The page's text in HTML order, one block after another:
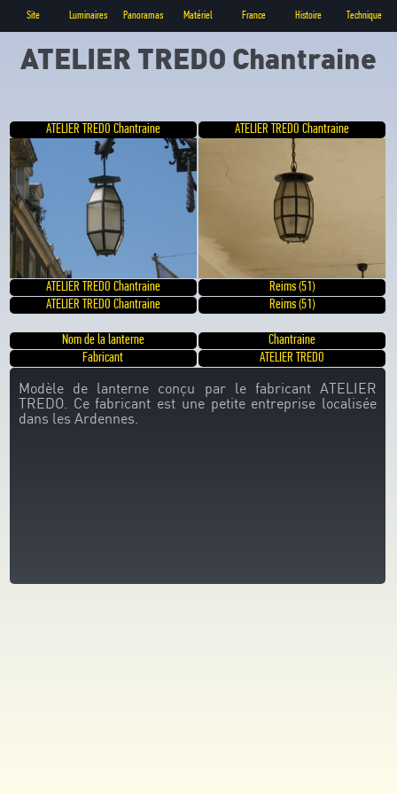
Site Luminaires Panoramas Matériel France Histoire Technique
ATELIER TREDO Chantraine
ATELIER TREDO Chantraine ATELIER TREDO Chantraine
ATELIER TREDO Chantraine
Reims (51)
ATELIER TREDO Chantraine
Reims (51)
Nom de la lanterne
Chantraine
Fabricant
ATELIER TREDO
Modèle de lanterne conçu par le fabricant ATELIER
TREDO. Ce fabricant est une petite entreprise localisée
dans les Ardennes.